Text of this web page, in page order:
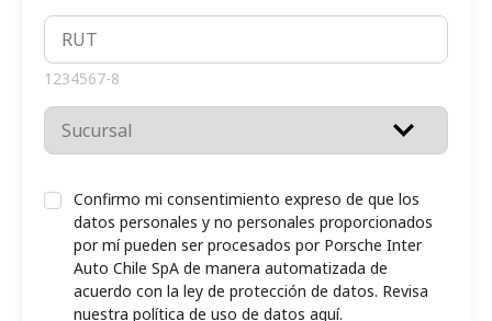
1234567-8
Confirmo mi consentimiento expreso de que los
datos personales y no personales proporcionados
por mí pueden ser procesados por Porsche Inter
Auto Chile SpA de manera automatizada de
acuerdo con la ley de protección de datos. Revisa
nuestra política de uso de datos aquí.